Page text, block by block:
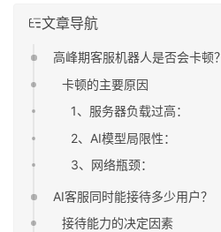
文章导航
高峰期客服机器人是否会卡顿？
卡顿的主要原因
1、服务器负载过高：
2、AI模型局限性：
3、网络瓶颈：
AI客服同时能接待多少用户？
接待能力的决定因素